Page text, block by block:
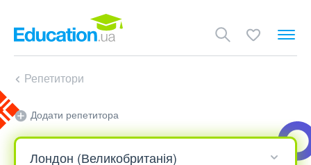
Репетитори
Додати репетитора